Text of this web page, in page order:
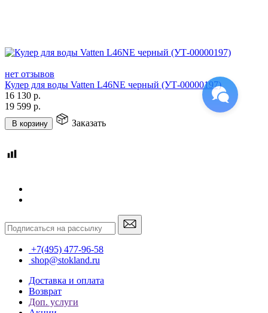
нет отзывов
Кулер для воды Vatten L46NE черный (УТ-00000197)
16 130 р.
19 599 р.
В корзину Заказать
+7(495) 477-96-58
shop@stokland.ru
Доставка и оплата
Возврат
Доп. услуги